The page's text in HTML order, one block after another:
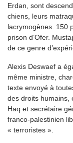
Erdan, sont
chiens, leurs
lacrymogènes. 150
prison d’Ofer.
de ce genre
Alexis Deswaef a
même ministre,
texte envoyé à
des droits humains,
Haq et secrétaire
franco-palestinien
« terroristes ».